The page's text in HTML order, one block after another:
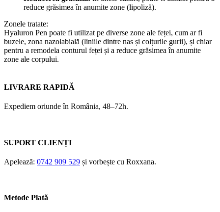
reduce grăsimea în anumite zone (lipoliză).
Zonele tratate:
Hyaluron Pen poate fi utilizat pe diverse zone ale feței, cum ar fi
buzele, zona nazolabială (liniile dintre nas și colțurile gurii), și chiar
pentru a remodela conturul feței și a reduce grăsimea în anumite
zone ale corpului.
LIVRARE RAPIDĂ
Expediem oriunde în România, 48–72h.
SUPORT CLIENȚI
Apelează: 0742 909 529 și vorbește cu Roxxana.
Metode Plată